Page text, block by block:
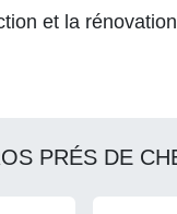
et la
PRÉS DE